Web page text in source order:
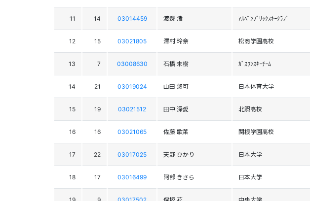
11 14 03014459 渡邊 渚 ｱﾙﾍﾟﾝﾌﾞﾘｯｸｽｷｰｸﾗﾌﾞ
12 15 03021805 澤村 玲奈 松商学園高校
13 7 03008630 石橋 未樹 ｶﾞｽﾜﾝｽｷｰﾁｰﾑ
14 21 03019024 山田 悠可 日本体育大学
15 19 03021512 田中 深愛 北照高校
16 16 03021065 佐藤 歌萊 関根学園高校
17 22 03017025 天野 ひかり 日本大学
18 17 03016499 阿部 きさら 日本大学